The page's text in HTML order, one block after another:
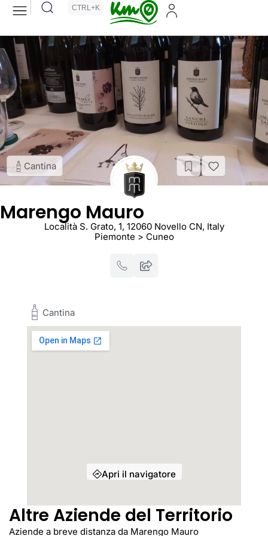
CTRL+K
Cantina
Marengo Mauro
Località S. Grato, 1, 12060 Novello CN, Italy
Piemonte > Cuneo
Cantina
Apri il navigatore
Altre Aziende del Territorio
Aziende a breve distanza da Marengo Mauro